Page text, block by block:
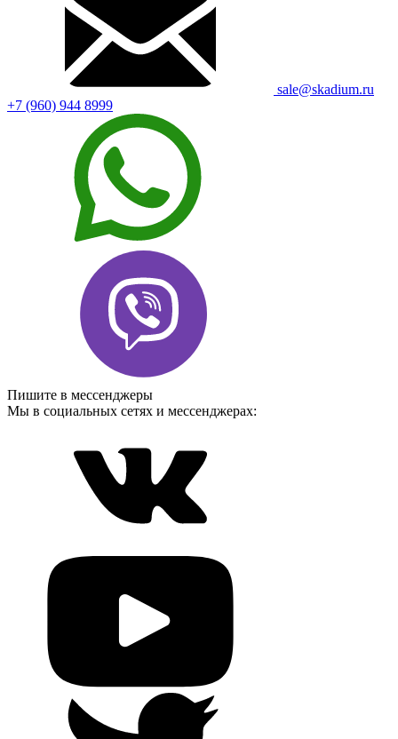
sale@skadium.ru
+7 (960) 944 8999
Пишите в мессенджеры
Мы в социальных сетях и мессенджерах: